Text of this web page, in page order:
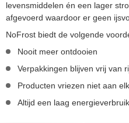
levensmiddelen én een lager
afgevoerd waardoor er geen
NoFrost biedt de volgende
Nooit meer ontdooien
Verpakkingen blijven vrij van
Producten vriezen niet aan
Altijd een laag energieverbruik